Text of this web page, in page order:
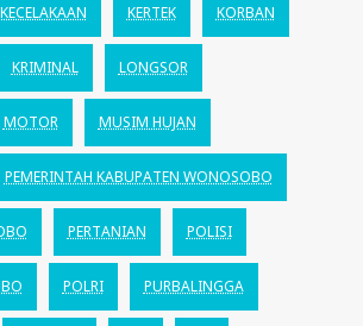
KECELAKAAN KERTEK KORBAN
KRIMINAL LONGSOR
MOTOR MUSIM HUJAN
PEMERINTAH KABUPATEN WONOSOBO
PERTANIAN POLISI
POLRI PURBALINGGA